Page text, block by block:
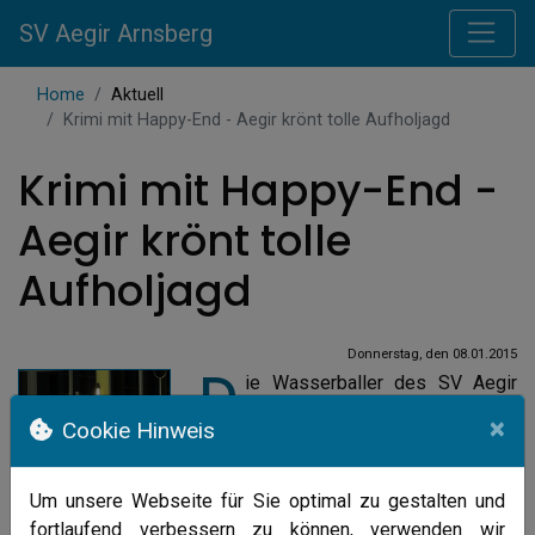
SV Aegir Arnsberg
Home
Aktuell
Krimi mit Happy-End - Aegir krönt tolle Aufholjagd
Krimi mit Happy-End -
Aegir krönt tolle
Aufholjagd
Donnerstag, den 08.01.2015
D ie Wasserballer des SV Aegir
Heimsieg in die neue Saison
gestartet. Dabei gelang ihnen die
spektakulärste Aufholjagd ihrer
Geschichte. Zur Halbzeit führten die
Cookie Hinweis ×
Um unsere Webseite für Sie optimal zu gestalten und
fortlaufend verbessern zu können, verwenden wir